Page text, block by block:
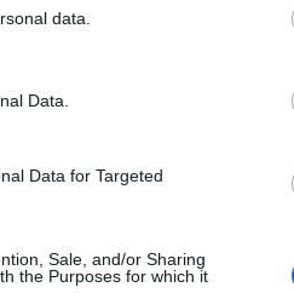
data.
Data.
Data for Targeted
Sale, and/or Sharing
the Purposes for which it
huszadik
köszöntésére. A
Jelen
első elődöntőből a